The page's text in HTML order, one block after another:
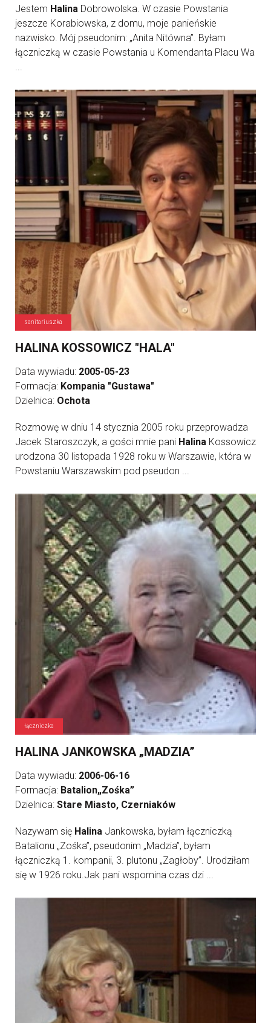
Jestem Halina Dobrowolska. W czasie Powstania
jeszcze Korabiowska, z domu, moje panieńskie
nazwisko. Mój pseudonim: „Anita Nitówna”. Byłam
łączniczką w czasie Powstania u Komendanta Placu Wa
...
sanitariuszka
HALINA KOSSOWICZ "HALA"
Data wywiadu: 2005-05-23
Formacja: Kompania "Gustawa"
Dzielnica: Ochota
Rozmowę w dniu 14 stycznia 2005 roku przeprowadza
Jacek Staroszczyk, a gości mnie pani Halina Kossowicz
urodzona 30 listopada 1928 roku w Warszawie, która w
Powstaniu Warszawskim pod pseudon ...
łączniczka
HALINA JANKOWSKA „MADZIA”
Data wywiadu: 2006-06-16
Formacja: Batalion„Zośka”
Dzielnica: Stare Miasto, Czerniaków
Nazywam się Halina Jankowska, byłam łączniczką
Batalionu „Zośka”, pseudonim „Madzia”, byłam
łączniczką 1. kompanii, 3. plutonu „Zagłoby”. Urodziłam
się w 1926 roku.Jak pani wspomina czas dzi ...